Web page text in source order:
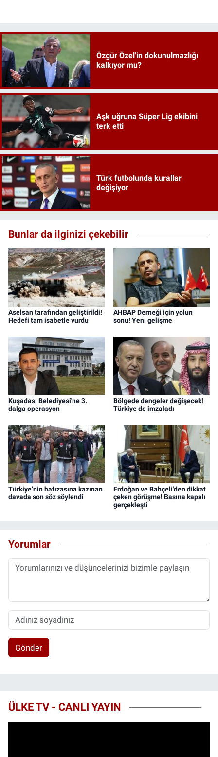
Özgür Özel'in dokunulmazlığı
kalkıyor mu?
Aşk uğruna Süper Lig ekibini
terk etti
Türk futbolunda kurallar
değişiyor
Bunlar da ilginizi çekebilir
Aselsan tarafından geliştirildi!
Hedefi tam isabetle vurdu
AHBAP Derneği için yolun
sonu! Yeni gelişme
Kuşadası Belediyesi'ne 3.
dalga operasyon
Bölgede dengeler değişecek!
Türkiye de imzaladı
Türkiye’nin hafızasına kazınan
davada son söz söylendi
Erdoğan ve Bahçeli'den dikkat
çeken görüşme! Basına kapalı
gerçekleşti
Yorumlar
Gönder
ÜLKE TV - CANLI YAYIN